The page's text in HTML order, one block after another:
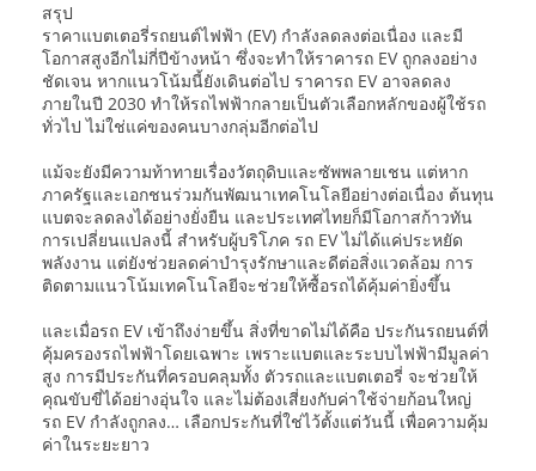
สรุป
ราคาแบตเตอรี่รถยนต์ไฟฟ้า (EV) กำลังลดลงต่อเนื่อง และมี
โอกาสสูงอีกไม่กี่ปีข้างหน้า ซึ่งจะทำให้ราคารถ EV ถูกลงอย่าง
ชัดเจน หากแนวโน้มนี้ยังเดินต่อไป ราคารถ EV อาจลดลง
ภายในปี 2030 ทำให้รถไฟฟ้ากลายเป็นตัวเลือกหลักของผู้ใช้รถ
ทั่วไป ไม่ใช่แค่ของคนบางกลุ่มอีกต่อไป
แม้จะยังมีความท้าทายเรื่องวัตถุดิบและซัพพลายเชน แต่หาก
ภาครัฐและเอกชนร่วมกันพัฒนาเทคโนโลยีอย่างต่อเนื่อง ต้นทุน
แบตจะลดลงได้อย่างยั่งยืน และประเทศไทยก็มีโอกาสก้าวทัน
การเปลี่ยนแปลงนี้ สำหรับผู้บริโภค รถ EV ไม่ได้แค่ประหยัด
พลังงาน แต่ยังช่วยลดค่าบำรุงรักษาและดีต่อสิ่งแวดล้อม การ
ติดตามแนวโน้มเทคโนโลยีจะช่วยให้ซื้อรถได้คุ้มค่ายิ่งขึ้น
และเมื่อรถ EV เข้าถึงง่ายขึ้น สิ่งที่ขาดไม่ได้คือ ประกันรถยนต์ที่
คุ้มครองรถไฟฟ้าโดยเฉพาะ เพราะแบตและระบบไฟฟ้ามีมูลค่า
สูง การมีประกันที่ครอบคลุมทั้ง ตัวรถและแบตเตอรี่ จะช่วยให้
คุณขับขี่ได้อย่างอุ่นใจ และไม่ต้องเสี่ยงกับค่าใช้จ่ายก้อนใหญ่
รถ EV กำลังถูกลง… เลือกประกันที่ใช่ไว้ตั้งแต่วันนี้ เพื่อความคุ้ม
ค่าในระยะยาว